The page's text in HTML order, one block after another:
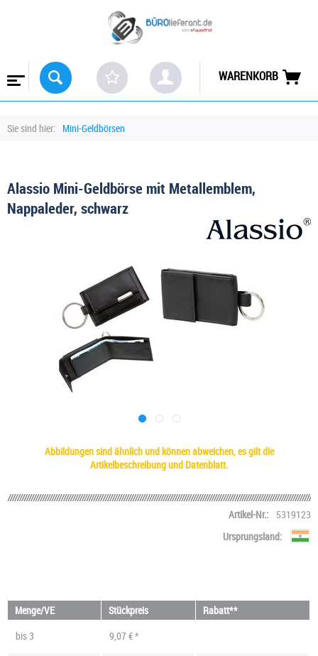
WARENKORB
Sie sind hier: Mini-Geldbörsen
Alassio Mini-Geldbörse mit Metallemblem,
Nappaleder, schwarz
Abbildungen sind ähnlich und können abweichen, es gilt die
Artikelbeschreibung und Datenblatt.
Artikel-Nr.:
5319123
Ursprungsland:
Menge/VE Stückpreis
Rabatt**
bis 3 9,07 € *